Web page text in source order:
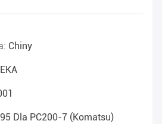
Chiny
Dla PC200-7 (Komatsu)